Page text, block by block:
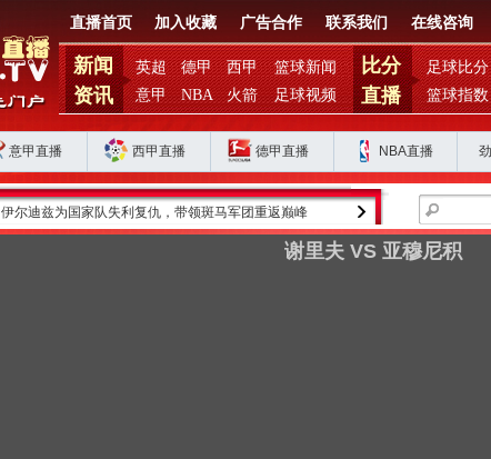
直播首页 加入收藏 广告合作 联系我们 在线咨询
新闻
资讯
英超 德甲 西甲
篮球新闻
意甲
NBA 火箭 足球视频
比分
直播
足球比分
篮球指数
意甲直播 西甲直播 德甲直播 NBA直播
伊尔迪兹为国家队失利复仇，带领斑马军团重返巅峰 金球奖得主罗德里
谢里夫 VS 亚穆尼积